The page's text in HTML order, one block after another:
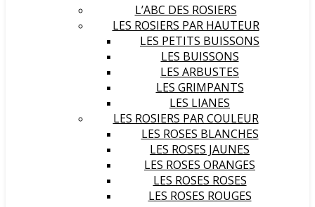
L’ABC DES ROSIERS
LES ROSIERS PAR HAUTEUR
LES PETITS BUISSONS
LES BUISSONS
LES ARBUSTES
LES GRIMPANTS
LES LIANES
LES ROSIERS PAR COULEUR
LES ROSES BLANCHES
LES ROSES JAUNES
LES ROSES ORANGES
LES ROSES ROSES
LES ROSES ROUGES